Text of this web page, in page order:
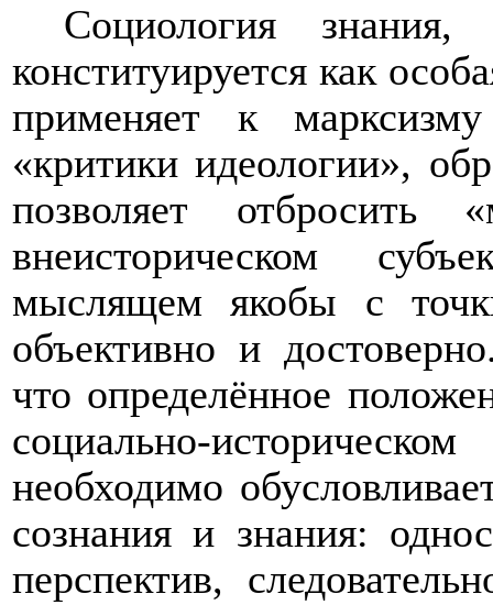
Социология
конституируется как
применяет к
«критики идеологии»,
позволяет отбросить
внеисторическом
мыслящем якобы с
объективно и
что определённое
социально-
необходимо
сознания и знания:
перспектив,